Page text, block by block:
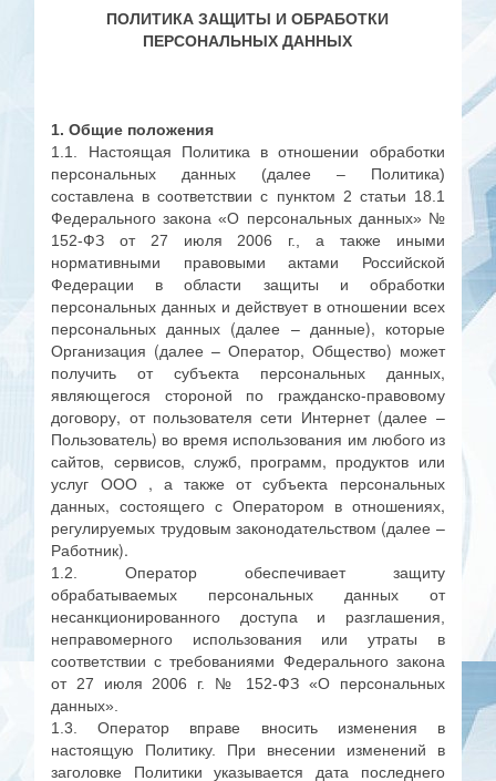
ПОЛИТИКА ЗАЩИТЫ И ОБРАБОТКИ
ПЕРСОНАЛЬНЫХ ДАННЫХ
1. Общие положения
1.1. Настоящая Политика в отношении обработки
персональных данных (далее – Политика)
составлена в соответствии с пунктом 2 статьи 18.1
Федерального закона «О персональных данных» №
152-ФЗ от 27 июля 2006 г., а также иными
нормативными правовыми актами Российской
Федерации в области защиты и обработки
персональных данных и действует в отношении всех
персональных данных (далее – данные), которые
Организация (далее – Оператор, Общество) может
получить от субъекта персональных данных,
являющегося стороной по гражданско-правовому
договору, от пользователя сети Интернет (далее –
Пользователь) во время использования им любого из
сайтов, сервисов, служб, программ, продуктов или
услуг ООО , а также от субъекта персональных
данных, состоящего с Оператором в отношениях,
регулируемых трудовым законодательством (далее –
Работник).
1.2. Оператор обеспечивает защиту
обрабатываемых персональных данных от
несанкционированного доступа и разглашения,
неправомерного использования или утраты в
соответствии с требованиями Федерального закона
от 27 июля 2006 г. № 152-ФЗ «О персональных
данных».
1.3. Оператор вправе вносить изменения в
настоящую Политику. При внесении изменений в
заголовке Политики указывается дата последнего